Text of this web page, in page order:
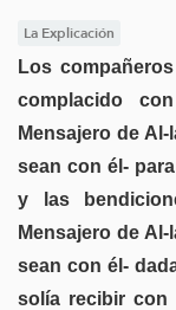
La Explicación
Los
complacido
Mensajero de
sean con él-
y las
Mensajero de
sean con él-
solía recibir con